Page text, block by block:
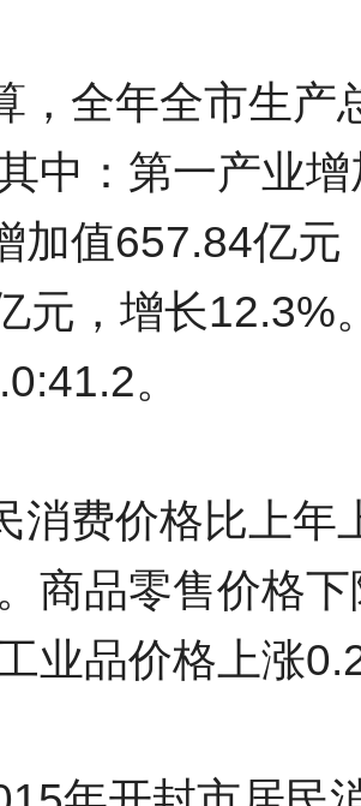
，全年全市生产
中：第一产业
加值657.84亿
元，增长12.3%
。
消费价格比上年
商品零售价格
业品价格上涨